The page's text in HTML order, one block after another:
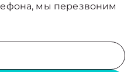
мы перезвоним